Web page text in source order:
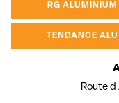
RG ALUMINIUM
TENDANCE ALU
Route d